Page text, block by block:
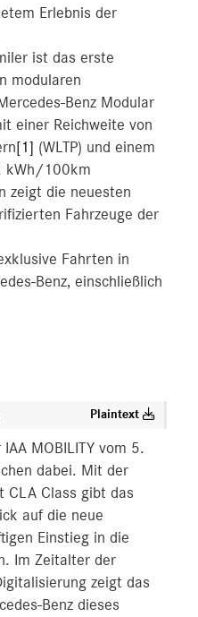
Erlebnis der
ist das erste
modularen
Benz Modular
einer Reichweite von
[1] (WLTP) und einem
kWh/100km
zeigt die neuesten
Fahrzeuge der
Fahrten in
Benz, einschließlich
Plaintext
MOBILITY vom 5.
dabei. Mit der
CLA Class gibt das
auf die neue
Einstieg in die
Im Zeitalter der
zeigt das
Benz dieses